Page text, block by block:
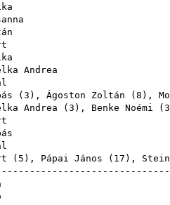
Andrea
( 3 ), Ágoston Zoltán ( 8 ),
Andrea ( 3 ), Benke Noémi ( 3
( 5 ), Pápai János ( 17 ),